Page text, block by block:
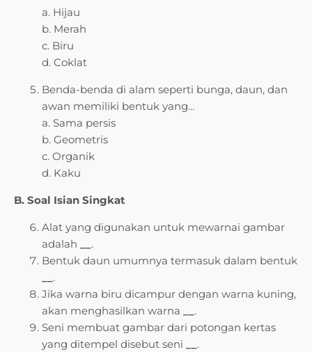
a. Hijau
b. Merah
c. Biru
d. Coklat
Benda-benda di alam seperti bunga, daun, dan
awan memiliki bentuk yang…
a. Sama persis
b. Geometris
c. Organik
d. Kaku
B. Soal Isian Singkat
Alat yang digunakan untuk mewarnai gambar
adalah
.
Bentuk daun umumnya termasuk dalam bentuk
.
Jika warna biru dicampur dengan warna kuning,
akan menghasilkan warna
.
Seni membuat gambar dari potongan kertas
yang ditempel disebut seni
.